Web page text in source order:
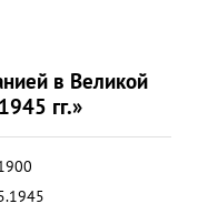
в Великой
гг.»